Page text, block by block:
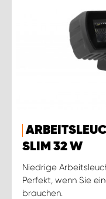
SLIM 32 W
Niedrige
Perfekt, wenn Sie
brauchen.